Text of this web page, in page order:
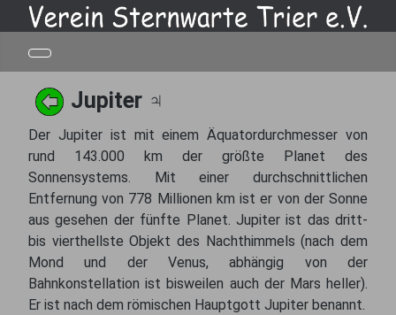
Jupiter ♃
Der Jupiter ist mit einem Äquatordurchmesser von
rund 143.000 km der größte Planet des
Sonnensystems. Mit einer durchschnittlichen
Entfernung von 778 Millionen km ist er von der Sonne
aus gesehen der fünfte Planet. Jupiter ist das dritt-
bis vierthellste Objekt des Nachthimmels (nach dem
Mond und der Venus, abhängig von der
Bahnkonstellation ist bisweilen auch der Mars heller).
Er ist nach dem römischen Hauptgott Jupiter benannt.